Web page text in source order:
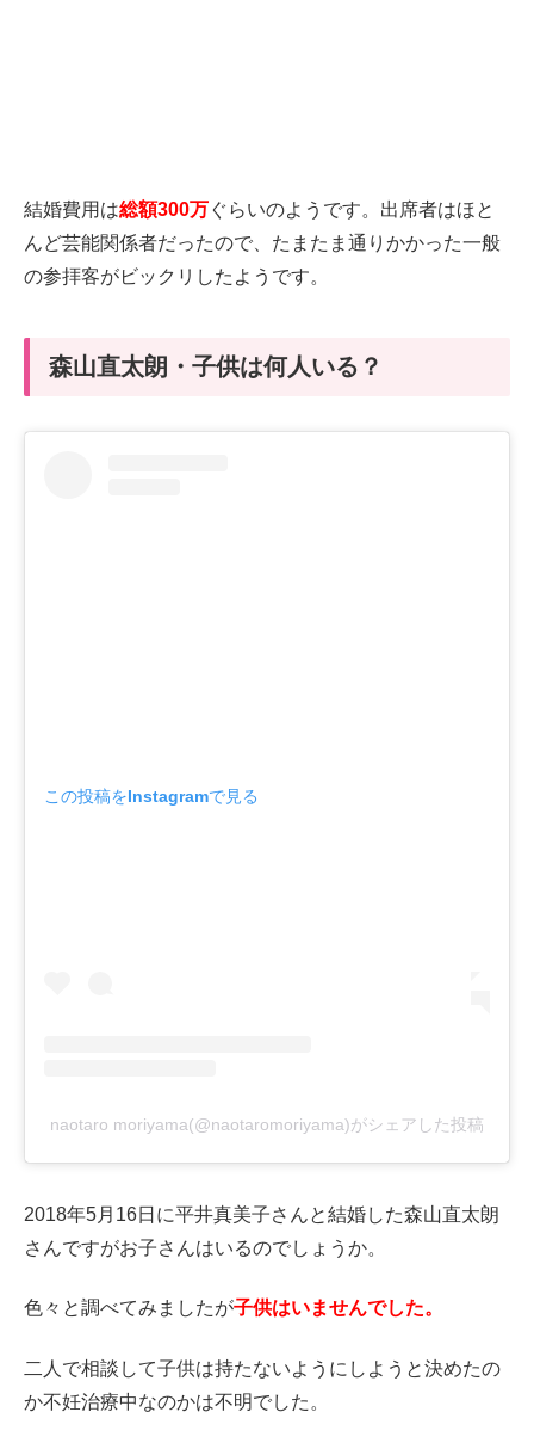
結婚費用は総額300万ぐらいのようです。出席者はほと
んど芸能関係者だったので、たまたま通りかかった一般
の参拝客がビックリしたようです。
森山直太朗・子供は何人いる？
この投稿をInstagramで見る
naotaro moriyama(@naotaromoriyama)がシェアした投稿
2018年5月16日に平井真美子さんと結婚した森山直太朗
さんですがお子さんはいるのでしょうか。
色々と調べてみましたが子供はいませんでした。
二人で相談して子供は持たないようにしようと決めたの
か不妊治療中なのかは不明でした。